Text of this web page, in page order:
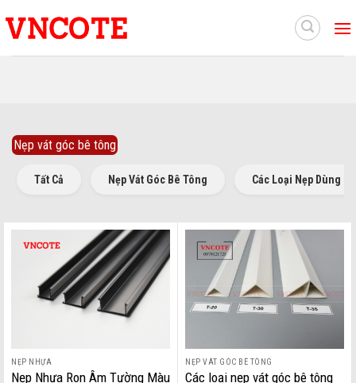
to
Nẹp vát góc bê tông
Tất Cả Nẹp Vát Góc Bê Tông Các Loại Nẹp Dùng
NẸP NHỰA
Nẹp Nhựa Ron Âm Tường Màu
NẸP VÁT GÓC BÊ TÔNG
Các loại nẹp vát góc bê tông